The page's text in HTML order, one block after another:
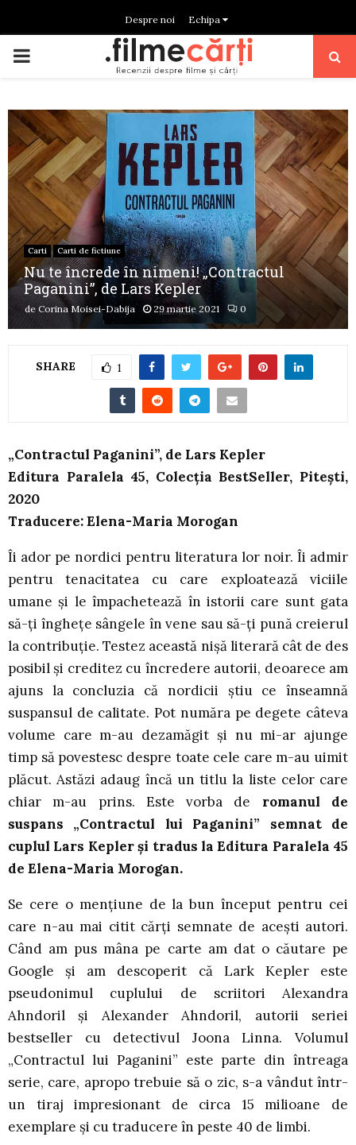
Despre noi Echipa
PRIMARY
Carti Carti de fictiune
Nu te încrede în nimeni! „Contractul
Paganini”, de Lars Kepler
de Corina Moisei-Dabija 29 martie 2021 0
SHARE 1
„Contractul Paganini”, de Lars Kepler
Editura Paralela 45, Colecția BestSeller, Pitești,
2020
Traducere: Elena-Maria Morogan
Îi ador pe nordici pentru literatura lor noir. Îi admir
pentru tenacitatea cu care exploatează viciile
umane și le împachetează în istorii care sunt gata
să-ți înghețe sângele în vene sau să-ți pună creierul
la contribuție. Testez această nișă literară cât de des
posibil și creditez cu încredere autorii, deoarece am
ajuns la concluzia că nordicii știu ce înseamnă
suspansul de calitate. Pot număra pe degete câteva
volume care m-au dezamăgit și nu mi-ar ajunge
timp să povestesc despre toate cele care m-au uimit
plăcut. Astăzi adaug încă un titlu la liste celor care
chiar m-au prins. Este vorba de romanul de
suspans „Contractul lui Paganini” semnat de
cuplul Lars Kepler și tradus la Editura Paralela 45
de Elena-Maria Morogan.
Se cere o mențiune de la bun început pentru cei
care n-au mai citit cărți semnate de acești autori.
Când am pus mâna pe carte am dat o căutare pe
Google și am descoperit că Lark Kepler este
pseudonimul cuplului de scriitori Alexandra
Ahndoril și Alexander Ahndoril, autorii seriei
bestseller cu detectivul Joona Linna. Volumul
„Contractul lui Paganini” este parte din întreaga
serie, care, apropo trebuie să o zic, s-a vândut într-
un tiraj impresionant de circa 15 milioane de
exemplare și cu traducere în peste 40 de limbi.